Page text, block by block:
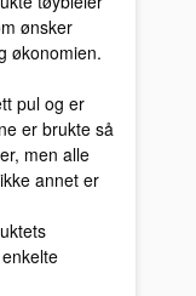
ønsker
økonomien.
pul og er
er brukte så
men alle
annet er